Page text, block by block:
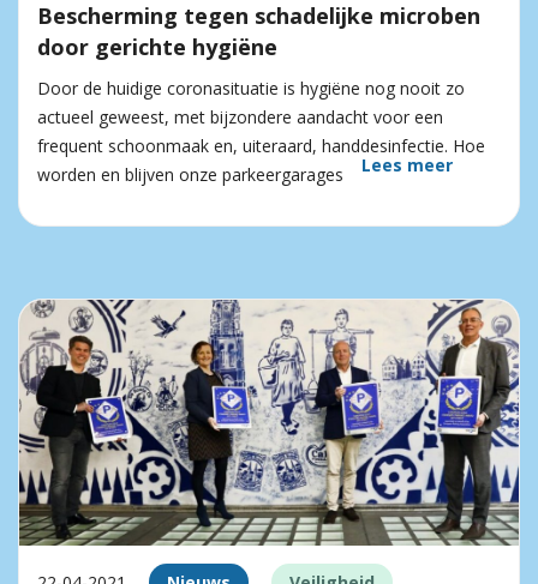
Bescherming tegen schadelijke microben
door gerichte hygiëne
Door de huidige coronasituatie is hygiëne nog nooit zo
actueel geweest, met bijzondere aandacht voor een
frequent schoonmaak en, uiteraard, handdesinfectie. Hoe
worden en blijven onze parkeergarages
Lees meer